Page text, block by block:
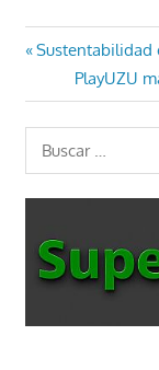
de
entradas
Entrada
anterior:
Sustentabilidad
Entrada
siguiente:
PlayUZU